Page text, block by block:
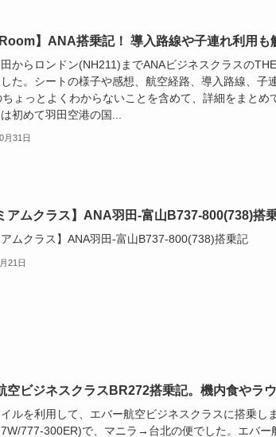
Room】ANA搭乗記！ 導入路線や子連れ利用も
からロンドン(NH211)までANAビジネスクラスの
た。シートの様子や感想、航空経路、導入路線、子
ょっとよくわからないことを含めて、詳細をまとめ
初めて羽田空港の国...
月31日
アムクラス】ANA羽田-富山B737-800(738)搭
アムクラス】ANA羽田-富山B737-800(738)搭乗記
21日
空ビジネスクラスBR272搭乗記。機内食やラウ
ルを利用して、エバー航空ビジネスクラスに搭乗し
777-300ER)で、マニラ→台北の便でした。エバー